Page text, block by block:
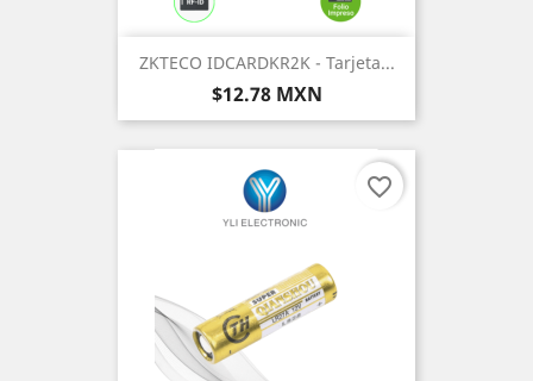
ZKTECO IDCARDKR2K - Tarjeta...
Precio
$12.78 MXN
favorite_border